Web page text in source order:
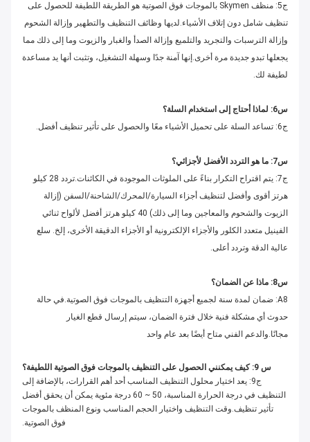
ج5: منظف Skymen بالموجات فوق الصوتية هو الطريقة اللطيفة للحصول على
تنظيف شامل دون إتلاف الأشياء.لديها وظائف التنظيف والتطهير وإزالة الشحوم
وإزالة الترسبات والتجريد والتلميع وإزالة الصدأ والغبار والزيوت وما إلى ذلك مما
يجعلها تبدو جديدة مرة أخرى.إنها آمنة جدًا وسهلة التشغيل، وتثبت أنها يد مساعدة
لطيفة لك.
س6: لماذا أحتاج إلى استخدام السلة؟
ج6: تساعد السلة على تحميل الأشياء معًا والحصول على تأثير تنظيف أفضل.
س7: ما هو التردد الأفضل لأجزائي؟
ج7: يتم اقتراح التكرار بناءً على الملوثات الموجودة في الكائنات.تردد 28 كيلو
هرتز أقوى وأفضل لتنظيف أجزاء السيارة/المحرك/الشاحنة/السفن (إزالة
الزيوت والشحوم والمعاجين وما إلى ذلك) 40 كيلو هرتز أفضل لألواح ثنائي
الفينيل متعدد الكلور والأجزاء الإلكترونية أو الأجزاء الدقيقة الأخرى، إلخ. سلع
عالية الدقة وتردد أعلى.
س8: ماذا عن الضمان؟
A8: ضمان لمدة سنة لجميع أجهزة التنظيف بالموجات فوق الصوتية.في حالة
حدوث أي مشكلة فنية خلال فترة الضمان، سيتم إرسال قطع الغيار
مجانًا.والدعم الفني متاح أيضًا بعد عام واحد
س 9: كيف يمكنني الحصول على التنظيف بالموجات فوق الصوتية اللطيفة؟
ج9: يعد اختيار محلول التنظيف المناسب أحد أهم القرارات، بالإضافة إلى
التنظيف في درجة الحرارة المناسبة، 50 ~ 60 درجة مئوية يمكن أن يحقق أفضل
تأثير تنظيف.وقت التنظيف واختيار الحجم المناسب ونوع المنظف بالموجات
فوق الصوتية.